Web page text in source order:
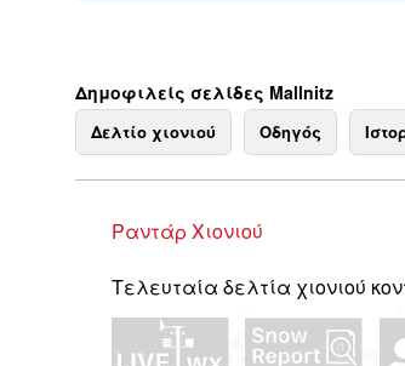
Δημοφιλείς σελίδες Mallnitz
Δελτίο χιονιού Οδηγός
Ραντάρ Χιονιού
Τελευταία δελτία χιονιού